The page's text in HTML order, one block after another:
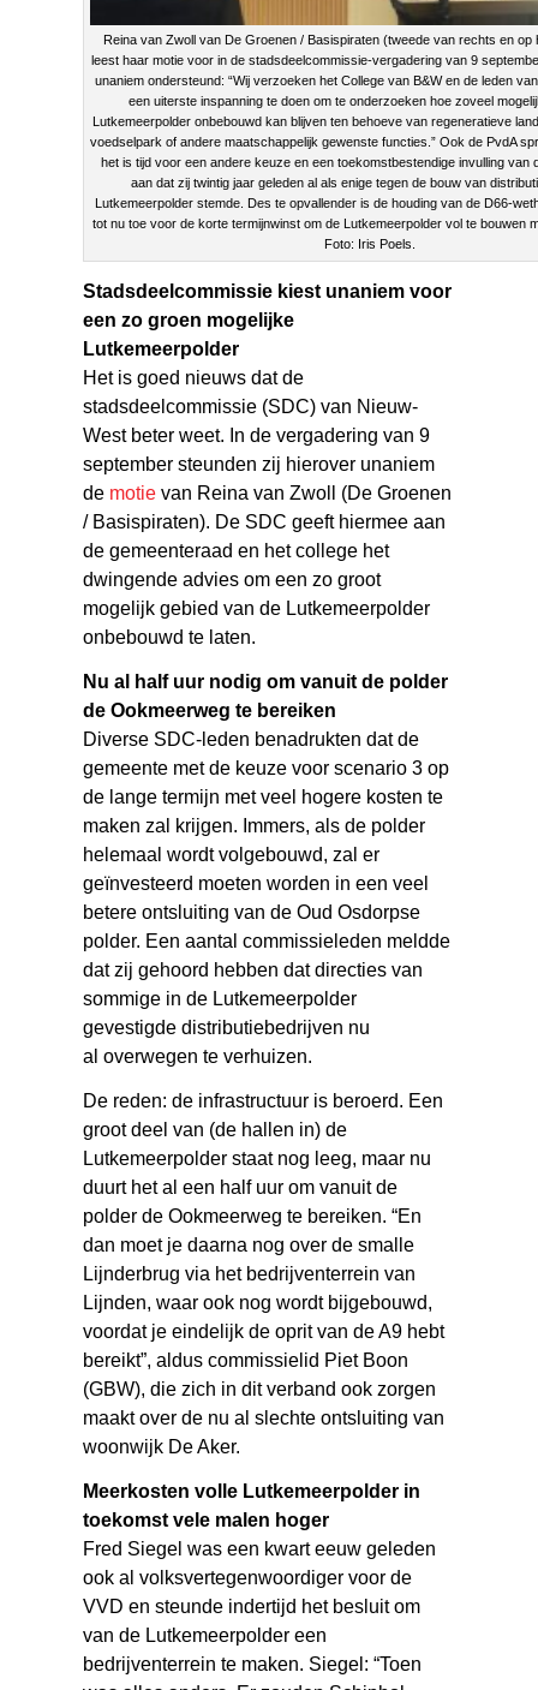
Reina van Zwoll van De Groenen / Basispiraten (tweede van rechts en op
leest haar motie voor in de stadsdeelcommissie-vergadering van 9
unaniem ondersteund: “Wij verzoeken het College van B&W en de leden
een uiterste inspanning te doen om te onderzoeken hoe zoveel
Lutkemeerpolder onbebouwd kan blijven ten behoeve van regeneratieve
voedselpark of andere maatschappelijk gewenste functies.” Ook de PvdA
het is tijd voor een andere keuze en een toekomstbestendige invulling van
aan dat zij twintig jaar geleden al als enige tegen de bouw van
Lutkemeerpolder stemde. Des te opvallender is de houding van de D66-
tot nu toe voor de korte termijnwinst om de Lutkemeerpolder vol te bouwen
Foto: Iris Poels.
Stadsdeelcommissie kiest unaniem voor
een zo groen mogelijke
Lutkemeerpolder
Het is goed nieuws dat de
stadsdeelcommissie (SDC) van Nieuw-
West beter weet. In de vergadering van 9
september steunden zij hierover unaniem
de motie van Reina van Zwoll (De Groenen
/ Basispiraten). De SDC geeft hiermee aan
de gemeenteraad en het college het
dwingende advies om een zo groot
mogelijk gebied van de Lutkemeerpolder
onbebouwd te laten.
Nu al half uur nodig om vanuit de polder
de Ookmeerweg te bereiken
Diverse SDC-leden benadrukten dat de
gemeente met de keuze voor scenario 3 op
de lange termijn met veel hogere kosten te
maken zal krijgen. Immers, als de polder
helemaal wordt volgebouwd, zal er
geïnvesteerd moeten worden in een veel
betere ontsluiting van de Oud Osdorpse
polder. Een aantal commissieleden meldde
dat zij gehoord hebben dat directies van
sommige in de Lutkemeerpolder
gevestigde distributiebedrijven nu
al overwegen te verhuizen.
De reden: de infrastructuur is beroerd. Een
groot deel van (de hallen in) de
Lutkemeerpolder staat nog leeg, maar nu
duurt het al een half uur om vanuit de
polder de Ookmeerweg te bereiken. “En
dan moet je daarna nog over de smalle
Lijnderbrug via het bedrijventerrein van
Lijnden, waar ook nog wordt bijgebouwd,
voordat je eindelijk de oprit van de A9 hebt
bereikt”, aldus commissielid Piet Boon
(GBW), die zich in dit verband ook zorgen
maakt over de nu al slechte ontsluiting van
woonwijk De Aker.
Meerkosten volle Lutkemeerpolder in
toekomst vele malen hoger
Fred Siegel was een kwart eeuw geleden
ook al volksvertegenwoordiger voor de
VVD en steunde indertijd het besluit om
van de Lutkemeerpolder een
bedrijventerrein te maken. Siegel: “Toen